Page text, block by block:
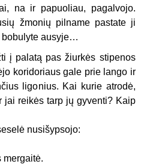
na ir papuoliau, pagalvojo.
žmonių pilname pastate ji
bobulyte ausyje…
į palatą pas žiurkės stipenos
koridoriaus gale prie lango ir
ligonius. Kai kurie atrodė,
reikės tarp jų gyventi? Kaip
nusišypsojo: